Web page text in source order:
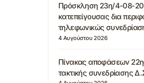
Πρόσκληση 23η/4-08-
κατεπείγουσας δια
τηλεφωνικώς
4 Αυγούστου 2026
Πίνακας αποφάσεων
τακτικής συνεδρίασης